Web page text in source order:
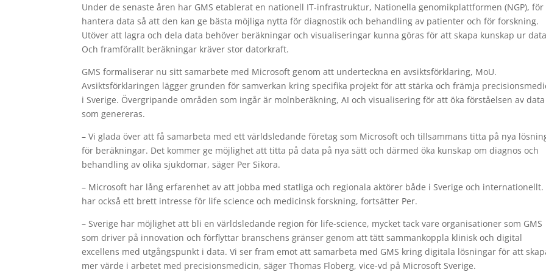
Under de senaste åren har GMS etablerat en nationell IT-infrastruktur, Nationella genomikplattformen (NGP),
hantera data så att den kan ge bästa möjliga nytta för diagnostik och behandling av patienter och för forskning.
Utöver att lagra och dela data behöver beräkningar och visualiseringar kunna göras för att skapa kunskap ur
Och framförallt beräkningar kräver stor datorkraft.
GMS formaliserar nu sitt samarbete med Microsoft genom att underteckna en avsiktsförklaring, MoU.
Avsiktsförklaringen lägger grunden för samverkan kring specifika projekt för att stärka och främja
i Sverige. Övergripande områden som ingår är molnberäkning, AI och visualisering för att öka förståelsen av data
som genereras.
–​ Vi glada över att få samarbeta med ett världsledande företag som Microsoft och tillsammans titta på nya
för beräkningar. Det kommer ge möjlighet att titta på data på nya sätt och därmed öka kunskap om diagnos och
behandling av olika sjukdomar, säger Per Sikora.
–​ Microsoft har lång erfarenhet av att jobba med statliga och regionala aktörer både i Sverige och internationellt.
har också ett brett intresse för life science och medicinsk forskning, fortsätter Per.
–​ Sverige har möjlighet att bli en världsledande region för life-science, mycket tack vare organisationer som GMS
som driver på innovation och förflyttar branschens gränser genom att tätt sammankoppla klinisk och digital
excellens med utgångspunkt i data. Vi ser fram emot att samarbeta med GMS kring digitala lösningar för att
mer värde i arbetet med precisionsmedicin, säger Thomas Floberg, vice-vd på Microsoft Sverige.